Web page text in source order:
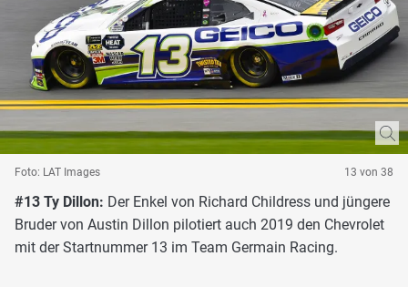
Foto: LAT Images 13 von 38
#13 Ty Dillon: Der Enkel von Richard Childress und jüngere
Bruder von Austin Dillon pilotiert auch 2019 den Chevrolet
mit der Startnummer 13 im Team Germain Racing.